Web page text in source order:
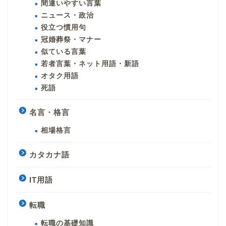
間違いやすい言葉
ニュース・政治
役立つ慣用句
冠婚葬祭・マナー
似ている言葉
若者言葉・ネット用語・新語
オタク用語
死語
名言・格言
相場格言
カタカナ語
IT用語
転職
転職の基礎知識